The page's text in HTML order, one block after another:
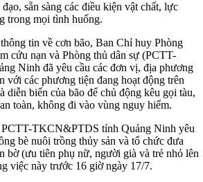
sẵn sàng các điều kiện vật chất, lực
trong mọi tình huống.
tin về cơn bão, Ban Chỉ huy Phòng
cứu nạn và Phòng thủ dân sự (PCTT-
Ninh đã yêu cầu các đơn vị, địa phương
với các phương tiện đang hoạt động trên
diễn biến của bão để chủ động kêu gọi tàu,
toàn, không đi vào vùng nguy hiểm.
TKCN&PTDS tỉnh Quảng Ninh yêu
bè nuôi trồng thủy sản và tổ chức đưa
bờ (ưu tiên phụ nữ, người già và trẻ nhỏ lên
việc này trước 16 giờ ngày 17/7.